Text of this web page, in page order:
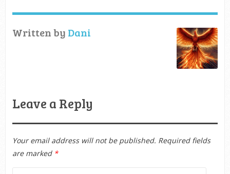
Written by Dani
Leave a Reply
Your email address will not be published. Required fields
are marked *